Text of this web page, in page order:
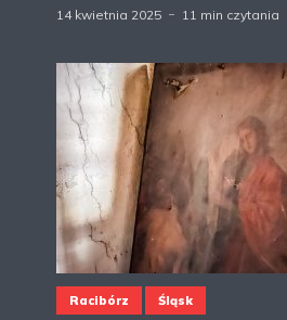
14 kwietnia 2025 11 min czytania
Racibórz Śląsk